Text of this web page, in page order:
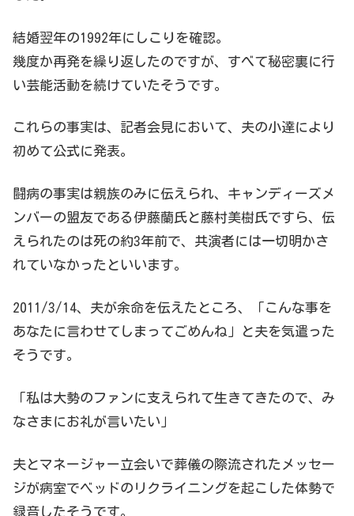
結婚翌年の1992年にしこりを確認。
幾度か再発を繰り返したのですが、すべて秘密裏に行
い芸能活動を続けていたそうです。
これらの事実は、記者会見において、夫の小達により
初めて公式に発表。
闘病の事実は親族のみに伝えられ、キャンディーズメ
ンバーの盟友である伊藤蘭氏と藤村美樹氏ですら、伝
えられたのは死の約3年前で、共演者には一切明かさ
れていなかったといいます。
2011/3/14、夫が余命を伝えたところ、「こんな事を
あなたに言わせてしまってごめんね」と夫を気遣った
そうです。
「私は大勢のファンに支えられて生きてきたので、み
なさまにお礼が言いたい」
夫とマネージャー立会いで葬儀の際流されたメッセー
ジが病室でベッドのリクライニングを起こした体勢で
録音したそうです。